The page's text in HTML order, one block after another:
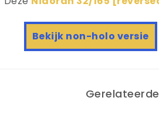
Bekijk non-holo versie